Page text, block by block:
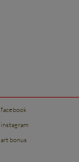
facebook
instagram
art bonus